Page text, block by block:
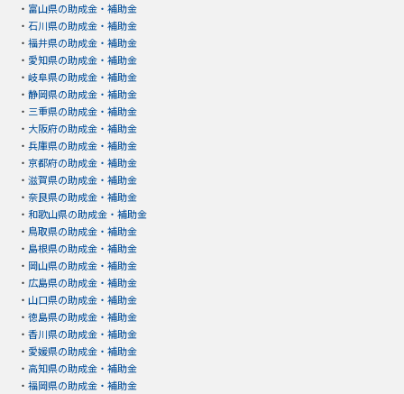
・ 富山県の助成金・補助金
・ 石川県の助成金・補助金
・ 福井県の助成金・補助金
・ 愛知県の助成金・補助金
・ 岐阜県の助成金・補助金
・ 静岡県の助成金・補助金
・ 三重県の助成金・補助金
・ 大阪府の助成金・補助金
・ 兵庫県の助成金・補助金
・ 京都府の助成金・補助金
・ 滋賀県の助成金・補助金
・ 奈良県の助成金・補助金
・ 和歌山県の助成金・補助金
・ 鳥取県の助成金・補助金
・ 島根県の助成金・補助金
・ 岡山県の助成金・補助金
・ 広島県の助成金・補助金
・ 山口県の助成金・補助金
・ 徳島県の助成金・補助金
・ 香川県の助成金・補助金
・ 愛媛県の助成金・補助金
・ 高知県の助成金・補助金
・ 福岡県の助成金・補助金